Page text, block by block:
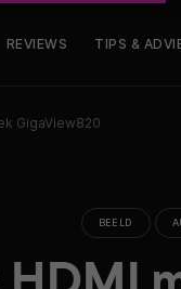
REVIEWS TIPS &
GigaView820
BEELD